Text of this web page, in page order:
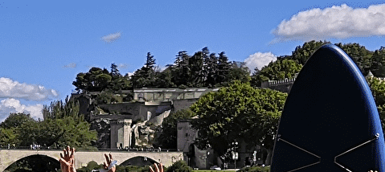
>
Le Club
Galeries photo
Programme Pagayons Ensemble
Actualités
Partenaires